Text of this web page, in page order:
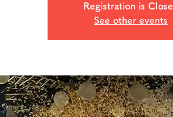
Registration is
See other events